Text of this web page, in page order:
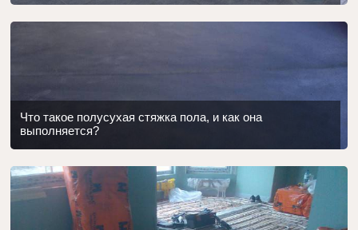
Что такое полусухая стяжка пола, и как она
выполняется?